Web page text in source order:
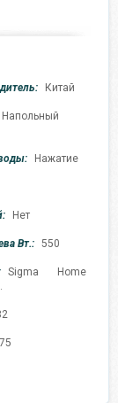
Китай
Напольный
Нажатие
Нет
Вт.: 550
Sigma Home